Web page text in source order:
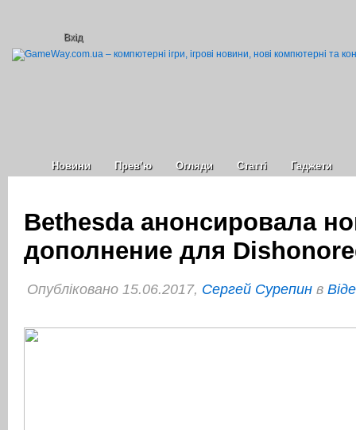
Вхід
Новини Прев’ю Огляди Статті Гаджети
Bethesda анонсировала
дополнение для
Опубліковано 15.06.2017, Сергей Сурепин в